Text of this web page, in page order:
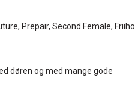
Prepair, Second Female,
døren og med mange gode